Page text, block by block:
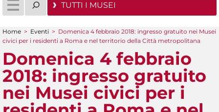
TUTTI I MUSEI
Tu sei qui
Home > Eventi > Domenica 4 febbraio 2018: ingresso gratuito nei Musei
civici per i residenti a Roma e nel territorio della Città metropolitana
Domenica 4 febbraio
2018: ingresso gratuito
nei Musei civici per i